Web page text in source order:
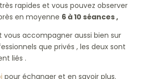
rapides et vous pouvez observer
en moyenne 6 à 10 séances ,
accompagner aussi bien sur
que privés , les deux sont
liés .
pour échanger et en savoir plus.